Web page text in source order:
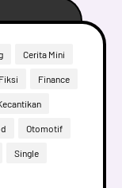
Cerita Mini
Fiksi Finance
Otomotif
Single